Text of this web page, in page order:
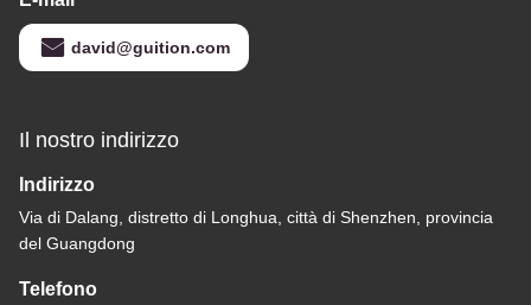
david@guition.com
Il nostro indirizzo
Indirizzo
Via di Dalang, distretto di Longhua, città di Shenzhen, provincia
del Guangdong
Telefono